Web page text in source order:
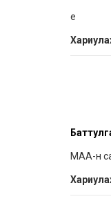
e
МАА-н